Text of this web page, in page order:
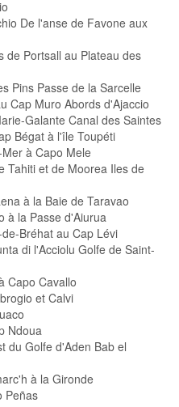
De l'anse de Favone aux
de Portsall au Plateau des
Pins Passe de la Sarcelle
Cap Muro Abords d'Ajaccio
Galante Canal des Saintes
Bégat à l'île Toupéti
à Capo Mele
Tahiti et de Moorea Iles de
à la Baie de Taravao
à la Passe d'Aiurua
Bréhat au Cap Lévi
di l'Acciolu Golfe de Saint-
Capo Cavallo
et Calvi
Ndoua
du Golfe d'Aden Bab el
à la Gironde
Peñas